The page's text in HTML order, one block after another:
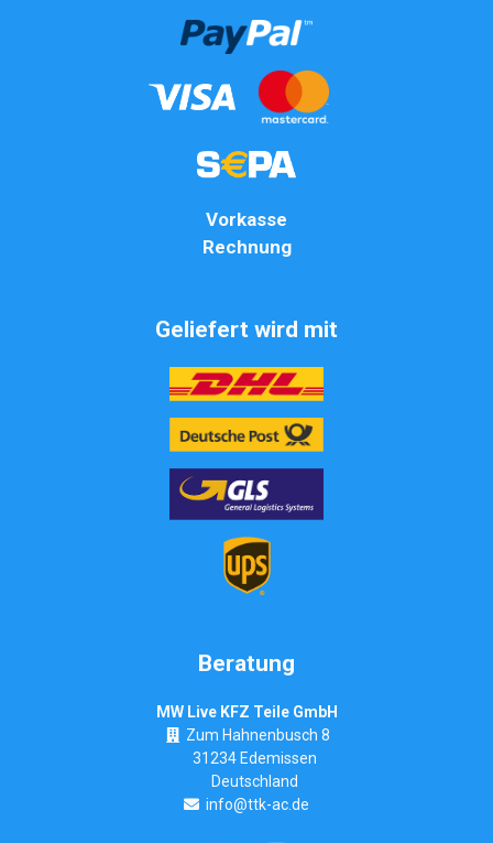
Vorkasse
Rechnung
Geliefert wird mit
Beratung
MW Live KFZ Teile GmbH
Zum Hahnenbusch 8
31234 Edemissen
Deutschland
info@ttk-ac.de